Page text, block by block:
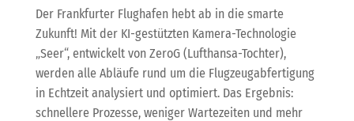
Der Frankfurter Flughafen hebt ab in die smarte
Zukunft! Mit der KI-gestützten Kamera-Technologie
„Seer“, entwickelt von ZeroG (Lufthansa-Tochter),
werden alle Abläufe rund um die Flugzeugabfertigung
in Echtzeit analysiert und optimiert. Das Ergebnis:
schnellere Prozesse, weniger Wartezeiten und mehr